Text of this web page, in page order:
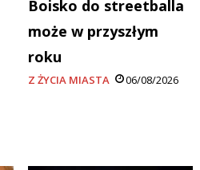
Boisko do streetballa
może w przyszłym
roku
Z ŻYCIA MIASTA 06/08/2026